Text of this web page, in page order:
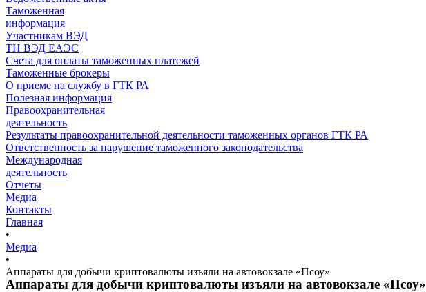
Таможенная
информация
Участникам ВЭД
ТН ВЭД ЕАЭС
Счета для оплаты таможенных платежей
Таможенные брокеры
О приеме на службу в ГТК РА
Полезная информация
Правоохранительная
деятельность
Результаты правоохранительной деятельности таможенных органов ГТК РА
Ответственность за нарушение таможенного законодательства
Международная
деятельность
Отчеты
Медиа
Контакты
Главная
•
Медиа
•
Аппараты для добычи криптовалюты изъяли на автовокзале «Псоу»
Аппараты для добычи криптовалюты изъяли на автовокзале «Псоу»